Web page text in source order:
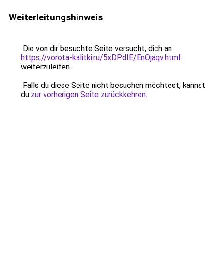
Weiterleitungshinweis
Die von dir besuchte Seite versucht, dich an
https://vorota-kalitki.ru/5xDPdIE/EnOjaqv.html
weiterzuleiten.
Falls du diese Seite nicht besuchen möchtest, kannst
du zur vorherigen Seite zurückkehren.